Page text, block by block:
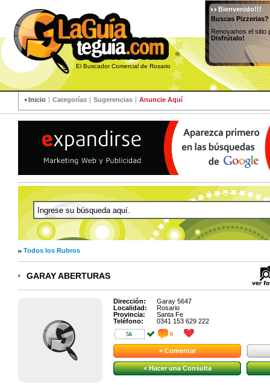
®
El Buscador Comercial de Rosario
Bienvenido!!!
Buscas
Renovamos el sitio
Disfrútalo!
Inicio Categorías Sugerencias Anuncie Aquí
Todos los Rubros
GARAY ABERTURAS
Dirección:
Garay 5647
Localidad:
Rosario
Provincia:
Santa Fe
Teléfono:
0341 153 629 222
56 0
< Comentar
< Hacer una Consulta